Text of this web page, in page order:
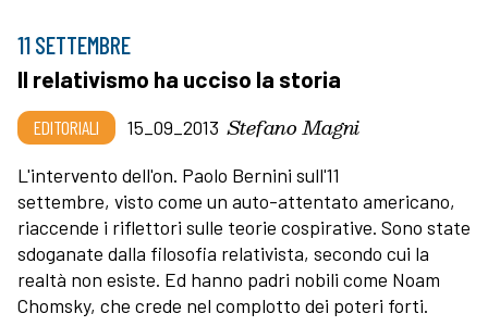
11 SETTEMBRE
Il relativismo ha ucciso la storia
EDITORIALI 15_09_2013 Stefano Magni
L'intervento dell'on. Paolo Bernini sull'11
settembre, visto come un auto-attentato americano,
riaccende i riflettori sulle teorie cospirative. Sono state
sdoganate dalla filosofia relativista, secondo cui la
realtà non esiste. Ed hanno padri nobili come Noam
Chomsky, che crede nel complotto dei poteri forti.